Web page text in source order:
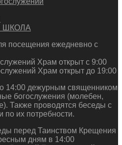
ШКОЛА
посещения ежедневно с
Храм открыт с 9:00
Храм открыт до 19:00
14:00 дежурным священником
богослужения (молебен,
Также проводятся беседы с
по их потребности.
перед Таинством Крещения
дням в 14:00